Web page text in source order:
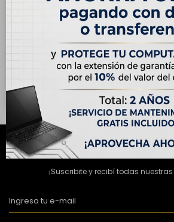
OUTLET - Apple iPhone 12
Pro Max 128GB - Azul
Pacífico
USD 402,00
USD 499,00
Hasta en 12 cuotas de
¡Suscribite y recibí todas